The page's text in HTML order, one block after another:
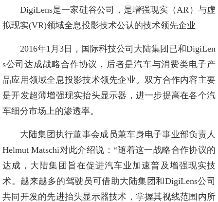
DigiLens是一家硅谷公司，是增强现实（AR）与虚
拟现实(VR)领域全息投影技术公认的技术领先企业
2016年1月3日，国际科技公司大陆集团已和DigiLen
s公司达成战略合作协议，后者是汽车与消费类电子产
品应用领域全息投影技术领先企业。双方合作内容主要
是开发超薄增强现实抬头显示器，进一步提高在各个汽
车细分市场上的渗透率。
大陆集团执行董事会成员兼车身电子事业部负责人
Helmut Matschi对此介绍说：“随着这一战略合作协议的
达成，大陆集团旨在促进汽车业加速普及增强现实技
术。越来越多的驾驶员可借助大陆集团和DigiLens公司
共同开发的先进抬头显示器技术，掌握其视线范围内所